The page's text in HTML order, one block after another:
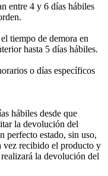
entre 4 y 6 días hábiles
tiempo de demora en
hasta 5 días hábiles.
o días específicos
hábiles desde que
la devolución del
perfecto estado, sin uso,
vez recibido el producto y
la devolución del